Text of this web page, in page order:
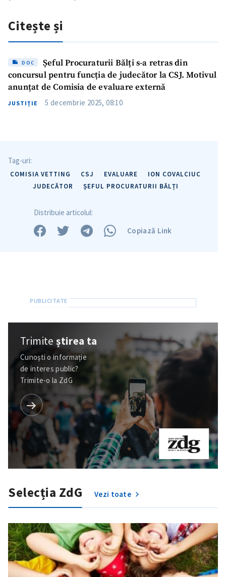
in English
на русском
Citește și
DOC
Șeful Procuraturii Bălți s-a retras din
concursul pentru funcția de judecător la CSJ. Motivul
anunțat de Comisia de evaluare externă
JUSTIȚIE 5 decembrie 2025, 08:10
Tag-uri:
COMISIA VETTING CSJ EVALUARE
ION COVALCIUC
JUDECĂTOR
ȘEFUL PROCURATURII BĂLȚI
Distribuie articolul:
Copiază Link
Trimiteștirea ta
Cunoști o informație
de interes public?
Trimite-o la ZdG
Selecția ZdG Vezi toate